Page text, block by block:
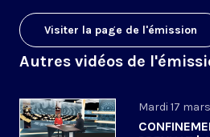
Visiter la page de l'émission
Autres vidéos de
Mardi 17